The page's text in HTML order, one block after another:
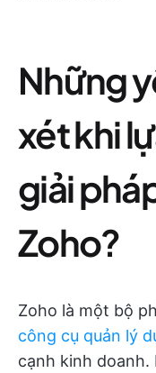
Những
xét khi
giải
Zoho?
Zoho là một bộ
công cụ quản lý
cạnh kinh